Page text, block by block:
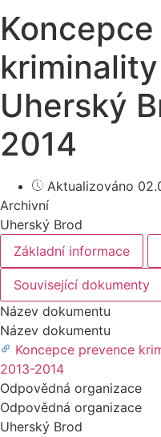
Uherský
2014
Aktualizováno
Archivní
Uherský Brod
Základní informace
Související dokumenty
Název dokumentu
Název dokumentu
Koncepce prevence
2013-2014
Odpovědná organizace
Odpovědná organizace
Uherský Brod